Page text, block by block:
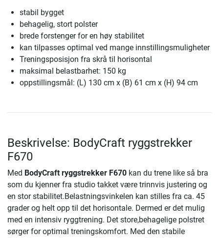
stabil bygget
behagelig, stort polster
brede forstenger for en høy stabilitet
kan tilpasses optimal ved mange innstillingsmuligheter
Treningsposisjon fra skrå til horisontal
maksimal belastbarhet: 150 kg
oppstillingsmål: (L) 130 cm x (B) 61 cm x (H) 94 cm
Beskrivelse: BodyCraft ryggstrekker
F670
Med BodyCraft ryggstrekker F670 kan du trene like så bra
som du kjenner fra studio takket være trinnvis justering og
en stor stabilitet.Belastningsvinkelen kan stilles fra ca. 45
grader og helt opp til det horisontale. Dermed er det mulig
med en intensiv ryggtrening. Det store,behagelige polstret
sørger for optimal treningskomfort. Med den stabile